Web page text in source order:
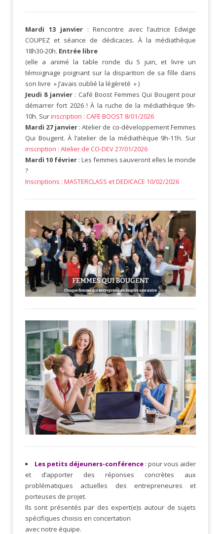
Mardi 13 janvier: Rencontre avec l’autrice Edwige
COUPEZ et séance de dédicaces. À la médiathèque
18h30-20h. Entrée libre
(elle a animé la table ronde du 5 juin, et livre un
témoignage poignant sur la disparition de sa fille dans
son livre » J’avais oublié la légèreté » )
Jeudi 8 janvier: Café Boost Femmes Qui Bougent pour
démarrer fort 2026 ! À la ruche de la médiathèque 9h-
10h. Surinscription : CAFE BOOST 8/01/2026
Mardi 27 janvier: Atelier de co-développement Femmes
Qui Bougent. À l’atelier de la médiathèque 9h-11h. Sur
inscription : Atelier de CO-DEV 27/01/2026
Mardi 10 février : Les femmes sauveront elles le monde
?
Inscriptions : MASTERCLASS et DEDICACE 10/02/2026
Les petits déjeuners-conférence : pour vous aider
et d’apporter des réponses concrètes aux
problématiques actuelles des entrepreneures et
porteuses de projet.
Ils sont présentés par des expert(e)s autour de sujets
spécifiques choisis en concertation
avec notre équipe.